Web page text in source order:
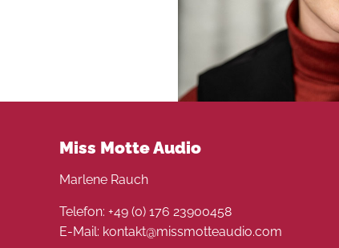
Miss Motte Audio
Marlene Rauch
Telefon: +49 (0) 176 23900458
E-Mail: kontakt@missmotteaudio.com